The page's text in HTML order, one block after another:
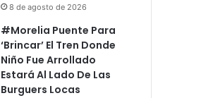
8 de agosto de 2026
#Morelia Puente Para
‘Brincar’ El Tren Donde
Niño Fue Arrollado
Estará Al Lado De Las
Burguers Locas